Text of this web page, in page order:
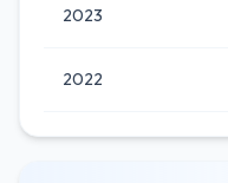
2023
2022